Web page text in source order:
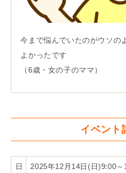
今まで悩んでいたのがウソの
よかったです
（6歳・女の子のママ）
イベント
日
2025年12月14日(日)9:00～